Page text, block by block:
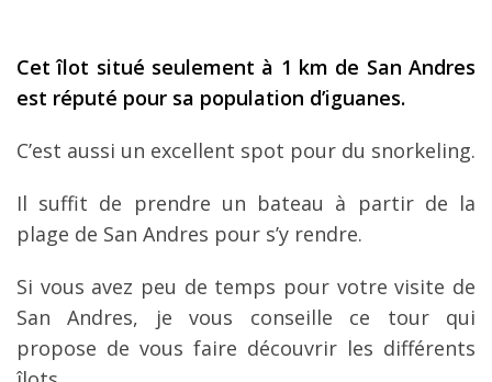
Cet îlot situé seulement à 1 km de San Andres
est réputé pour sa population d’iguanes.
C’est aussi un excellent spot pour du snorkeling.
Il suffit de prendre un bateau à partir de la
plage de San Andres pour s’y rendre.
Si vous avez peu de temps pour votre visite de
San Andres, je vous conseille ce tour qui
propose de vous faire découvrir les différents